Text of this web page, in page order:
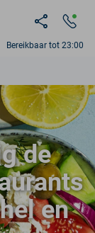
Bereikbaar tot 23:00
de
en